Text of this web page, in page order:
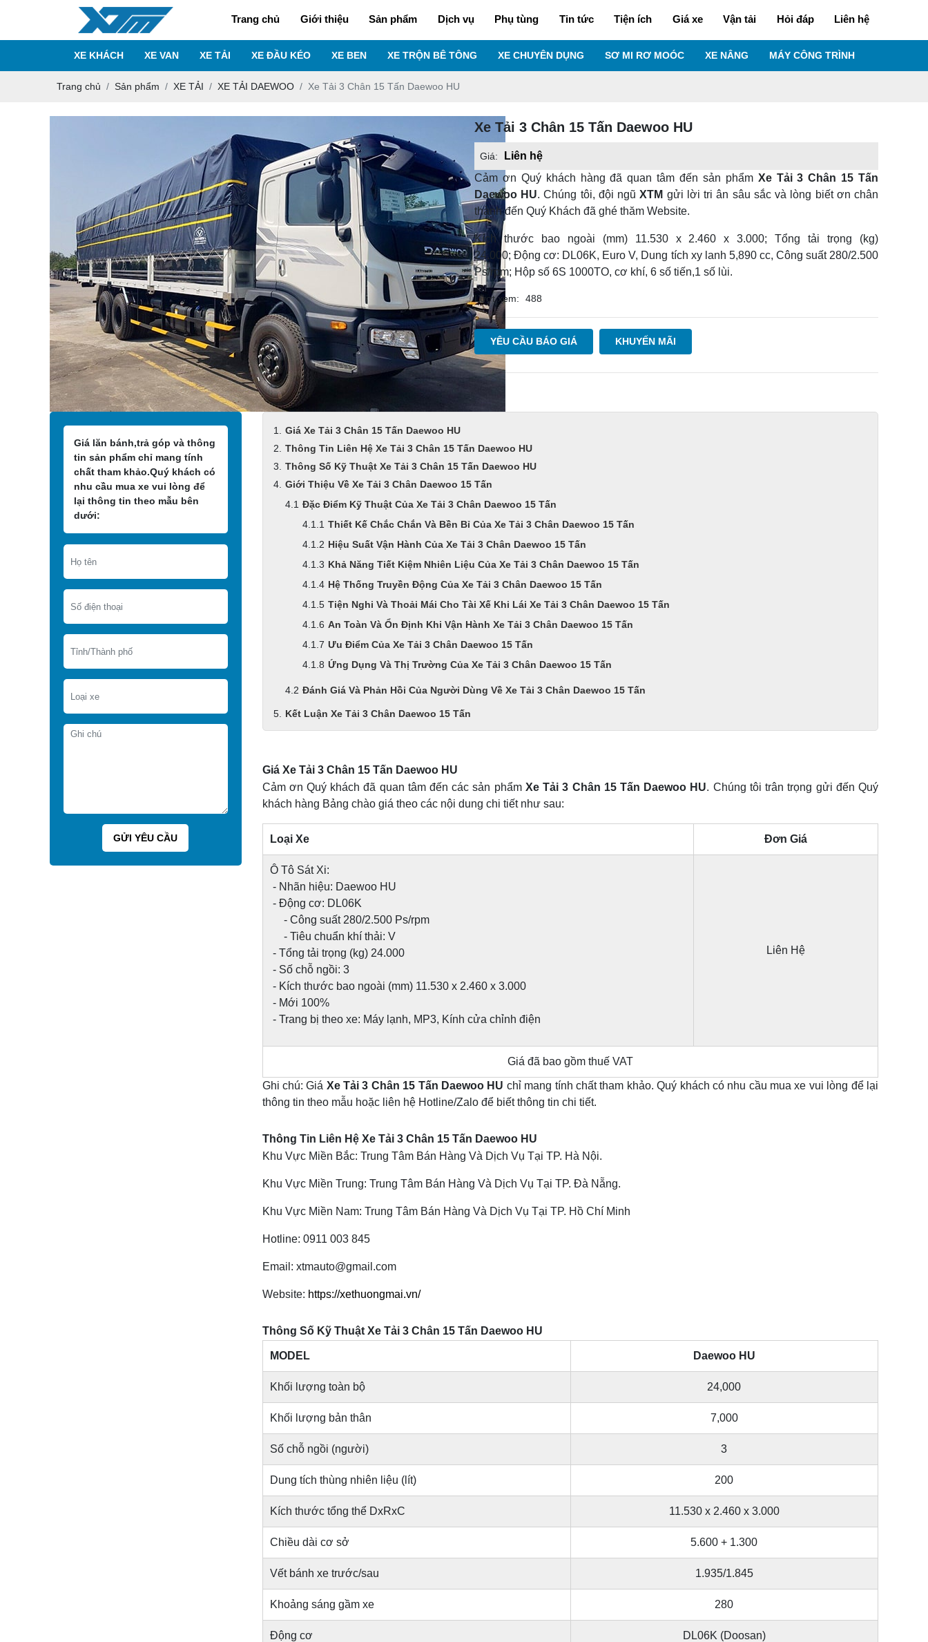
Trang chủ Giới thiệu Sản phẩm Dịch vụ Phụ tùng Tin tức Tiện ích Giá xe Vận tải Hỏi đáp Liên hệ
XE KHÁCH XE VAN XE TẢI XE ĐẦU KÉO XE BEN XE TRỘN BÊ TÔNG XE CHUYÊN DỤNG SƠ MI RƠ MOÓC XE NÂNG MÁY CÔNG TRÌNH
Trang chủ Sản phẩm XE TẢI XE TẢI DAEWOO Xe Tải 3 Chân 15 Tấn Daewoo HU
Xe Tải 3 Chân 15 Tấn Daewoo HU
Giá:
Liên hệ
Cảm ơn Quý khách hàng đã quan tâm đến sản phẩm Xe Tải 3 Chân 15 Tấn
Daewoo HU. Chúng tôi, đội ngũXTM gửi lời tri ân sâu sắc và lòng biết ơn chân
thành đến Quý Khách đã ghé thăm Website.
Kích thước bao ngoài (mm) 11.530 x 2.460 x 3.000; Tổng tải trọng (kg)
24.000; Động cơ: DL06K, Euro V, Dung tích xy lanh 5,890 cc, Công suất 280/2.500
Ps/rpm; Hộp số 6S 1000TO, cơ khí, 6 số tiến,1 số lùi.
Lượt xem: 488
YÊU CẦU BÁO GIÁ KHUYẾN MÃI
Giá lăn bánh,trả góp và thông
tin sản phẩm chỉ mang tính
chất tham khảo.Quý khách có
nhu cầu mua xe vui lòng để
lại thông tin theo mẫu bên
dưới:
Giá Xe Tải 3 Chân 15 Tấn Daewoo HU
Thông Tin Liên Hệ Xe Tải 3 Chân 15 Tấn Daewoo HU
Thông Số Kỹ Thuật Xe Tải 3 Chân 15 Tấn Daewoo HU
Giới Thiệu Về Xe Tải 3 Chân Daewoo 15 Tấn
Đặc Điểm Kỹ Thuật Của Xe Tải 3 Chân Daewoo 15 Tấn
Thiết Kế Chắc Chắn Và Bền Bỉ Của Xe Tải 3 Chân Daewoo 15 Tấn
Hiệu Suất Vận Hành Của Xe Tải 3 Chân Daewoo 15 Tấn
Khả Năng Tiết Kiệm Nhiên Liệu Của Xe Tải 3 Chân Daewoo 15 Tấn
Hệ Thống Truyền Động Của Xe Tải 3 Chân Daewoo 15 Tấn
Tiện Nghi Và Thoải Mái Cho Tài Xế Khi Lái Xe Tải 3 Chân Daewoo 15 Tấn
An Toàn Và Ổn Định Khi Vận Hành Xe Tải 3 Chân Daewoo 15 Tấn
Ưu Điểm Của Xe Tải 3 Chân Daewoo 15 Tấn
Ứng Dụng Và Thị Trường Của Xe Tải 3 Chân Daewoo 15 Tấn
Đánh Giá Và Phản Hồi Của Người Dùng Về Xe Tải 3 Chân Daewoo 15 Tấn
Kết Luận Xe Tải 3 Chân Daewoo 15 Tấn
Giá Xe Tải 3 Chân 15 Tấn Daewoo HU
Cảm ơn Quý khách đã quan tâm đến các sản phẩm Xe Tải 3 Chân 15 Tấn Daewoo HU. Chúng tôi trân trọng gửi đến Quý
khách hàng Bảng chào giá theo các nội dung chi tiết như sau:
Loại Xe Đơn Giá
Ô Tô Sát Xi:
- Nhãn hiệu: Daewoo HU
- Động cơ: DL06K
- Công suất 280/2.500 Ps/rpm
- Tiêu chuẩn khí thải: V
- Tổng tải trọng (kg) 24.000
- Số chỗ ngồi: 3
- Kích thước bao ngoài (mm) 11.530 x 2.460 x 3.000
- Mới 100%
- Trang bị theo xe: Máy lạnh, MP3, Kính cửa chỉnh điện
Liên Hệ
Giá đã bao gồm thuế VAT
Ghi chú: Giá Xe Tải 3 Chân 15 Tấn Daewoo HU chỉ mang tính chất tham khảo. Quý khách có nhu cầu mua xe vui lòng để lại
thông tin theo mẫu hoặc liên hệ Hotline/Zalo để biết thông tin chi tiết.
Thông Tin Liên Hệ Xe Tải 3 Chân 15 Tấn Daewoo HU
Khu Vực Miền Bắc: Trung Tâm Bán Hàng Và Dịch Vụ Tại TP. Hà Nội.
Khu Vực Miền Trung: Trung Tâm Bán Hàng Và Dịch Vụ Tại TP. Đà Nẵng.
Khu Vực Miền Nam: Trung Tâm Bán Hàng Và Dịch Vụ Tại TP. Hồ Chí Minh
Hotline: 0911 003 845
Email: xtmauto@gmail.com
Website: https://xethuongmai.vn/
Thông Số Kỹ Thuật Xe Tải 3 Chân 15 Tấn Daewoo HU
MODEL Daewoo HU
Khối lượng toàn bộ 24,000
Khối lượng bản thân 7,000
Số chỗ ngồi (người) 3
Dung tích thùng nhiên liệu (lít) 200
Kích thước tổng thể DxRxC 11.530 x 2.460 x 3.000
Chiều dài cơ sở 5.600 + 1.300
Vết bánh xe trước/sau 1.935/1.845
Khoảng sáng gầm xe 280
Động cơ DL06K (Doosan)